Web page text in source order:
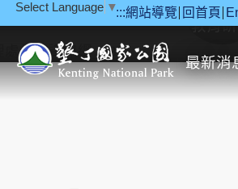
:::網站導覽 回首頁
Select Language ▼
最新消
教育